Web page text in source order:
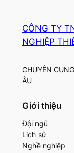
CÔNG TY
NGHIỆP
CHUYÊN
ÂU
Giới thiệu
Đội ngũ
Lịch sử
Nghề nghiệp